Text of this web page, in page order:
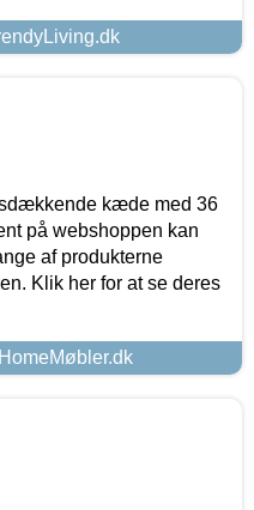
kæde med 36
på webshoppen kan
af produkterne
Klik her for at se deres